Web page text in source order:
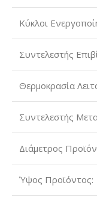
Κύκλοι
Συντελεστής
Θερμοκρασία
Συντελεστής
Διάμετρος
Ύψος Προϊόντος: